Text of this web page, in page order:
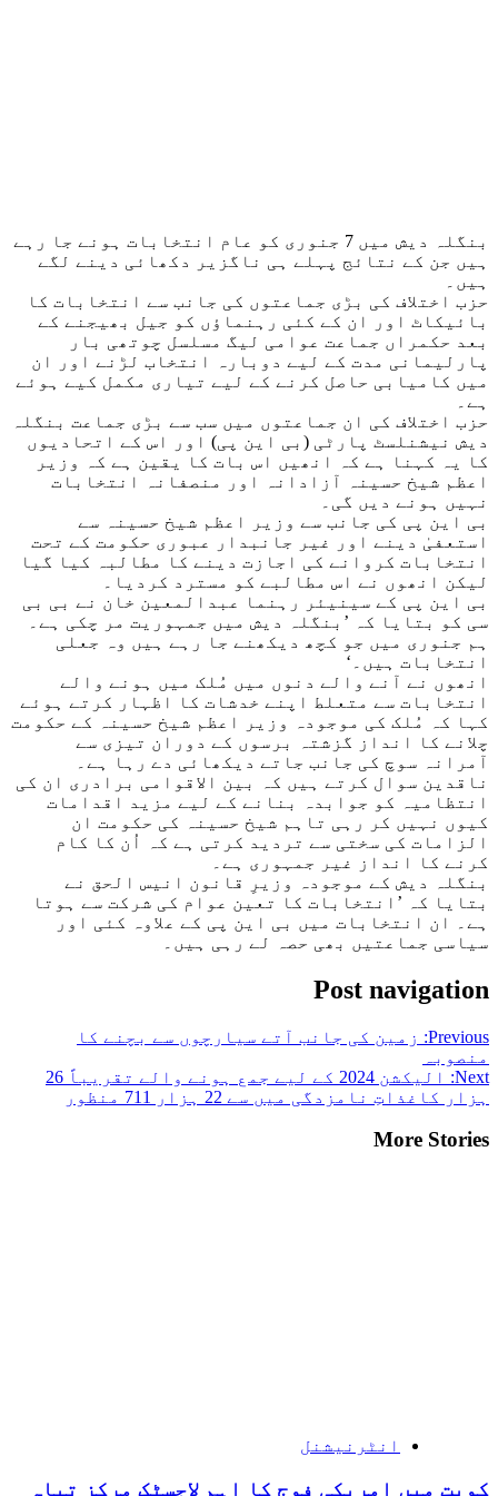
بنگلہ دیش میں 7 جنوری کو عام انتخابات ہونے جا رہے
ہیں جن کے نتائج پہلے ہی ناگزیر دکھائی دینے لگے
ہیں۔
حزب اختلاف کی بڑی جماعتوں کی جانب سے انتخابات کا
بائیکاٹ اور ان کے کئی رہنماؤں کو جیل بھیجنے کے
بعد حکمراں جماعت عوامی لیگ مسلسل چوتھی بار
پارلیمانی مدت کے لیے دوبارہ انتخاب لڑنے اور ان
میں کامیابی حاصل کرنے کے لیے تیاری مکمل کیے ہوئے
ہے۔
حزب اختلاف کی ان جماعتوں میں سب سے بڑی جماعت بنگلہ
دیش نیشنلسٹ پارٹی (بی این پی) اور اس کے اتحادیوں
کا یہ کہنا ہے کہ انھیں اس بات کا یقین ہے کہ وزیر
اعظم شیخ حسینہ آزادانہ اور منصفانہ انتخابات
نہیں ہونے دیں گی۔
بی این پی کی جانب سے وزیر اعظم شیخ حسینہ سے
استعفیٰ دینے اور غیر جانبدار عبوری حکومت کے تحت
انتخابات کروانے کی اجازت دینے کا مطالبہ کیا گیا
لیکن انھوں نے اس مطالبے کو مسترد کردیا۔
بی این پی کے سینیئر رہنما عبدالمعین خان نے بی بی
سی کو بتایا کہ ’بنگلہ دیش میں جمہوریت مر چکی ہے۔
ہم جنوری میں جو کچھ دیکھنے جا رہے ہیں وہ جعلی
انتخابات ہیں۔‘
انھوں نے آنے والے دنوں میں مُلک میں ہونے والے
انتخابات سے متعلط اپنے خدشات کا اظہار کرتے ہوئے
کہا کہ مُلک کی موجودہ وزیر اعظم شیخ حسینہ کے حکومت
چلانے کا انداز گزشتہ برسوں کے دوران تیزی سے
آمرانہ سوچ کی جانب جاتے دیکھائی دے رہا ہے۔
ناقدین سوال کرتے ہیں کہ بین الاقوامی برادری ان کی
انتظامیہ کو جوابدہ بنانے کے لیے مزید اقدامات
کیوں نہیں کر رہی تاہم شیخ حسینہ کی حکومت ان
الزامات کی سختی سے تردید کرتی ہے کہ اُن کا کام
کرنے کا انداز غیر جمہوری ہے۔
بنگلہ دیش کے موجودہ وزیرِ قانون انیس الحق نے
بتایا کہ ’انتخابات کا تعین عوام کی شرکت سے ہوتا
ہے۔ ان انتخابات میں بی این پی کے علاوہ کئی اور
سیاسی جماعتیں بھی حصہ لے رہی ہیں۔
Post navigation
Previous:
زمین کی جانب آتے سیارچوں سے بچنے کا
منصوبہ
Next:
الیکشن 2024 کے لیے جمع ہونے والے تقریباً 26
ہزار کاغذاتِ نامزدگی میں سے 22 ہزار 711 منظور
More Stories
انٹرنیشنل
کویت میں امریکی فوج کا اہم لاجسٹک مرکز تباہ